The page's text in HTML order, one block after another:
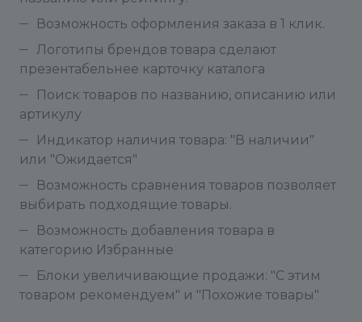
Возможность оформления заказа в 1 клик.
Логотипы брендов товара сделают
презентабельнее карточку каталога
Поиск товаров по названию, описанию или
артикулу
Индикатор наличия товара: "В наличии"
или "Ожидается"
Возможность сравнения товаров позволяет
выбирать подходящие товары.
Возможность добавления товара в
категорию Избранные
Блоки увеличивающие продажи: "С этим
товаром рекомендуем" и "Похожие товары"